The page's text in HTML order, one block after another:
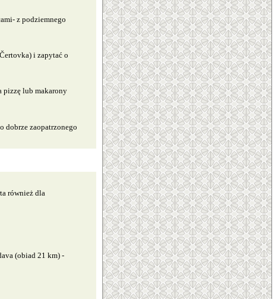
z podziemnego
i zapytać o
pizzę lub makarony
dobrze zaopatrzonego
również dla
(obiad 21 km) -